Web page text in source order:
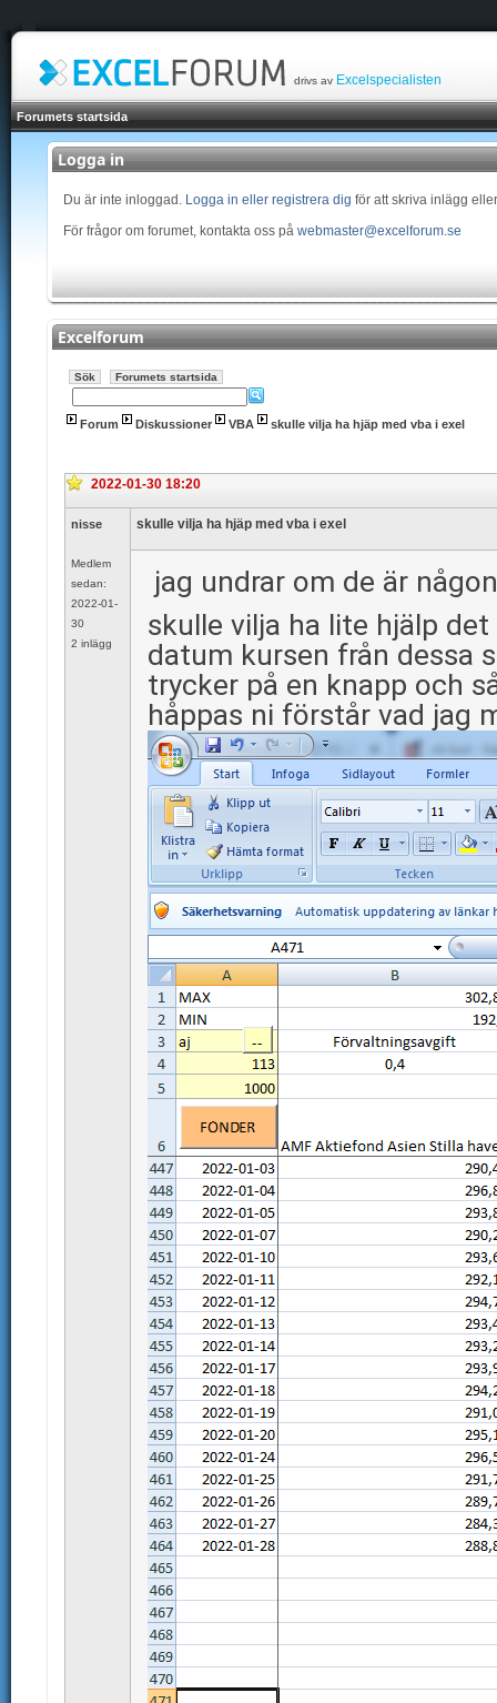
drivs av Excelspecialisten
Forumets startsida
Logga in
Du är inte inloggad. Logga in eller registrera dig för att skriva inlägg
För frågor om forumet, kontakta oss på webmaster@excelforum.se
Excelforum
Sök Forumets startsida
Forum Diskussioner VBA skulle vilja ha hjäp med vba i exel
2022-01-30 18:20
nisse
Medlem
sedan:
2022-01-
30
2 inlägg
skulle vilja ha hjäp med vba i exel
jag undrar om de är
skulle vilja ha lite hjälp
datum kursen från dessa
trycker på en knapp och
håppas ni förstår vad jag